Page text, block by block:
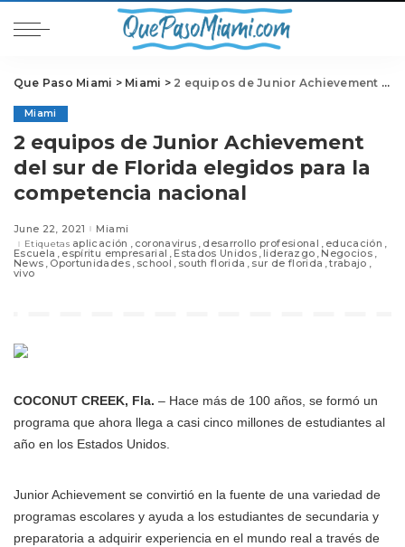
Que Paso Miami > Miami > 2 equipos de Junior Achievement del sur de Florida elegidos para la competencia nacional
Miami
2 equipos de Junior Achievement
del sur de Florida elegidos para la
competencia nacional
June 22, 2021 Miami
Etiquetas aplicación coronavirus desarrollo profesional educación
Escuela espíritu empresarial Estados Unidos liderazgo Negocios
News Oportunidades school south florida sur de florida trabajo
vivo
COCONUT CREEK, Fla. – Hace más de 100 años, se formó un
programa que ahora llega a casi cinco millones de estudiantes al
año en los Estados Unidos.
Junior Achievement se convirtió en la fuente de una variedad de
programas escolares y ayuda a los estudiantes de secundaria y
preparatoria a adquirir experiencia en el mundo real a través de